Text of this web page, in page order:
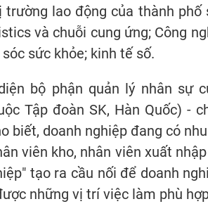
trường lao động của thành
và chuỗi cung ứng; Công
sức khỏe; kinh tế số.
bộ phận quản lý nhân sự
Tập đoàn SK, Hàn Quốc) -
biết, doanh nghiệp đang có
viên kho, nhân viên xuất
tạo ra cầu nối để doanh
những vị trí việc làm phù